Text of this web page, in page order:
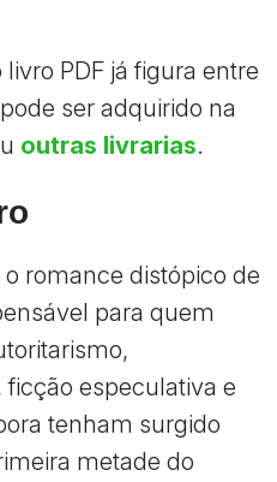
PDF já figura entre
ser adquirido na
outras livrarias.
romance distópico de
para quem
especulativa e
tenham surgido
metade do